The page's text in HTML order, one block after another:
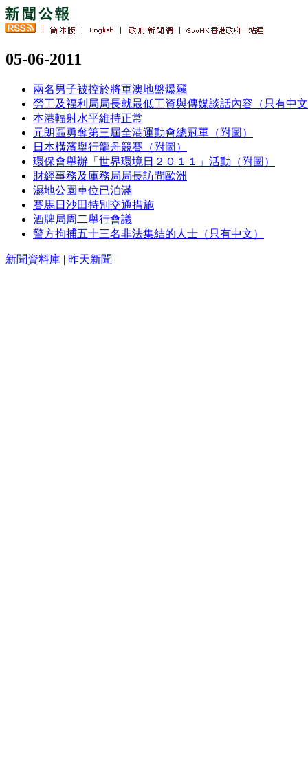
05-06-2011
兩名男子被控於將軍澳地盤爆竊
勞工及福利局局長就最低工資與傳媒談話內容（只有中
本港輻射水平維持正常
元朗區勇奪第三屆全港運動會總冠軍（附圖）
日本橫濱舉行龍舟競賽（附圖）
環保會舉辦「世界環境日２０１１」活動（附圖）
財經事務及庫務局局長訪問歐洲
濕地公園車位已泊滿
賽馬日沙田特別交通措施
酒牌局周二舉行會議
警方拘捕五十三名非法集結的人士（只有中文）
新聞資料庫 | 昨天新聞